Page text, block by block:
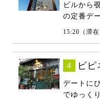
ビルから
の定番デ
15:20（滞在
4 ピピ
デートに
でゆっくり